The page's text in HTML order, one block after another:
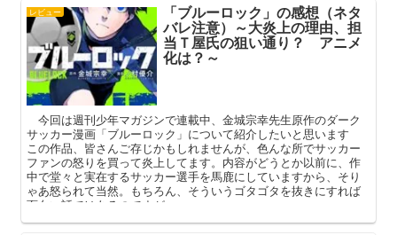
レビュー 「ブルーロック」の感想（ネタ
バレ注意）～大炎上の理由、担
当Ｔ屋氏の狙い通り？ アニメ
化は？～
今回は週刊少年マガジンで連載中、金城宗幸先生原作のダーク
サッカー漫画「ブルーロック」について紹介したいと思います
この作品、皆さんご存じかもしれませんが、色んな所でサッカー
ファンの怒りを買って炎上してます。内容がどうとか以前に、作
中で堂々と実在するサッカー選手を馬鹿にしていますから、そり
ゃあ怒られて当然。もちろん、そういうゴタゴタを抜きにすれば
面白い話ではあるのですが……